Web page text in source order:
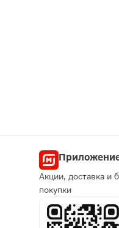
Акции, доставка и
покупки